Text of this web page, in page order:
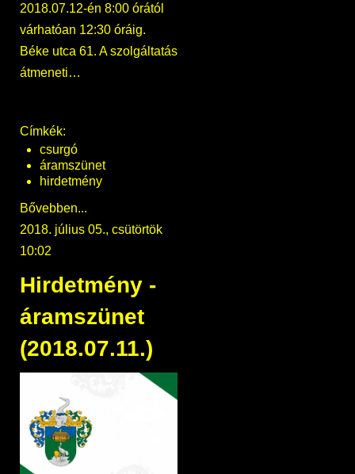
2018.07.12-én 8:00 órától
várhatóan 12:30 óráig.
Béke utca 61. A szolgáltatás
átmeneti…
Címkék:
csurgó
áramszünet
hirdetmény
Bővebben...
2018. július 05., csütörtök
10:02
Hirdetmény -
áramszünet
(2018.07.11.)